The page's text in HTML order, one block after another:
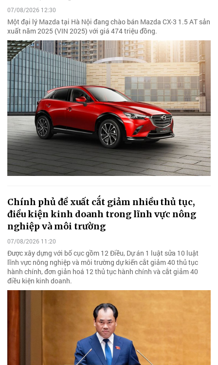
07/08/2026 12:30
Một đại lý Mazda tại Hà Nội đang chào bán Mazda CX-3 1.5 AT sản
xuất năm 2025 (VIN 2025) với giá 474 triệu đồng.
Chính phủ đề xuất cắt giảm nhiều thủ tục,
điều kiện kinh doanh trong lĩnh vực nông
nghiệp và môi trường
07/08/2026 11:20
Được xây dựng với bố cục gồm 12 Điều, Dự án 1 luật sửa 10 luật
lĩnh vực nông nghiệp và môi trường dự kiến cắt giảm 40 thủ tục
hành chính, đơn giản hoá 12 thủ tục hành chính và cắt giảm 40
điều kiện kinh doanh.